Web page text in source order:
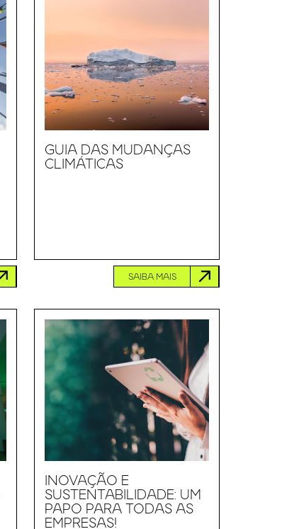
GUIA DAS MUDANÇAS
CLIMÁTICAS
SAIBA MAIS
INOVAÇÃO E
SUSTENTABILIDADE: UM
PAPO PARA TODAS AS
EMPRESAS!